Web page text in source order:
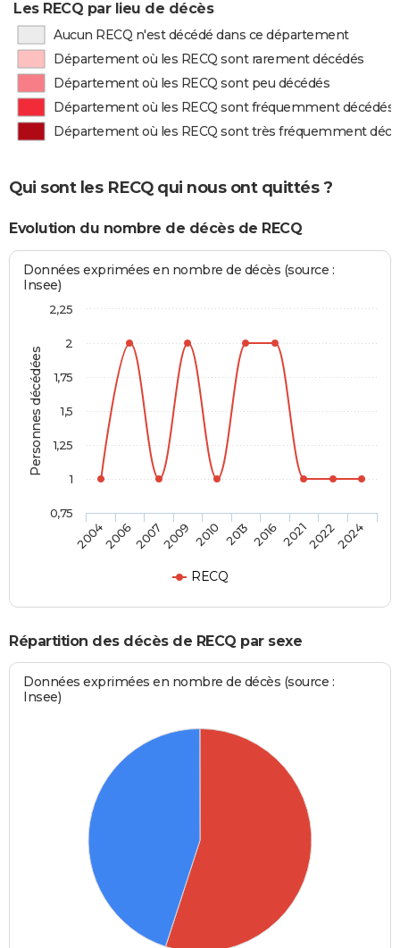
Les RECQ par lieu de décès
Aucun RECQ n'est décédé dans ce département
Département où les RECQ sont rarement décédés
Département où les RECQ sont peu décédés
Département où les RECQ sont fréquemment décédés
Département où les RECQ sont très fréquemment
Qui sont les RECQ qui nous ont quittés ?
Evolution du nombre de décès de RECQ
Personnes décédées
Données exprimées en nombre de décès (source :
Insee)
RECQ
2004200620072009 2010 2013 2016 202120222024
0,75
1
1,25
1,5
1,75
2
2,25
Répartition des décès de RECQ par sexe
Données exprimées en nombre de décès (source :
Insee)